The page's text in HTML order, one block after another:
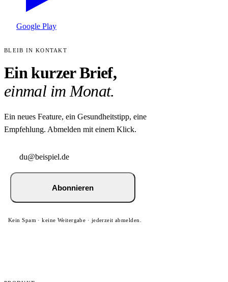
Google Play
BLEIB IN KONTAKT
Ein kurzer Brief,
einmal im Monat.
Ein neues Feature, ein Gesundheitstipp, eine
Empfehlung. Abmelden mit einem Klick.
Abonnieren
Kein Spam · keine Weitergabe · jederzeit abmelden.